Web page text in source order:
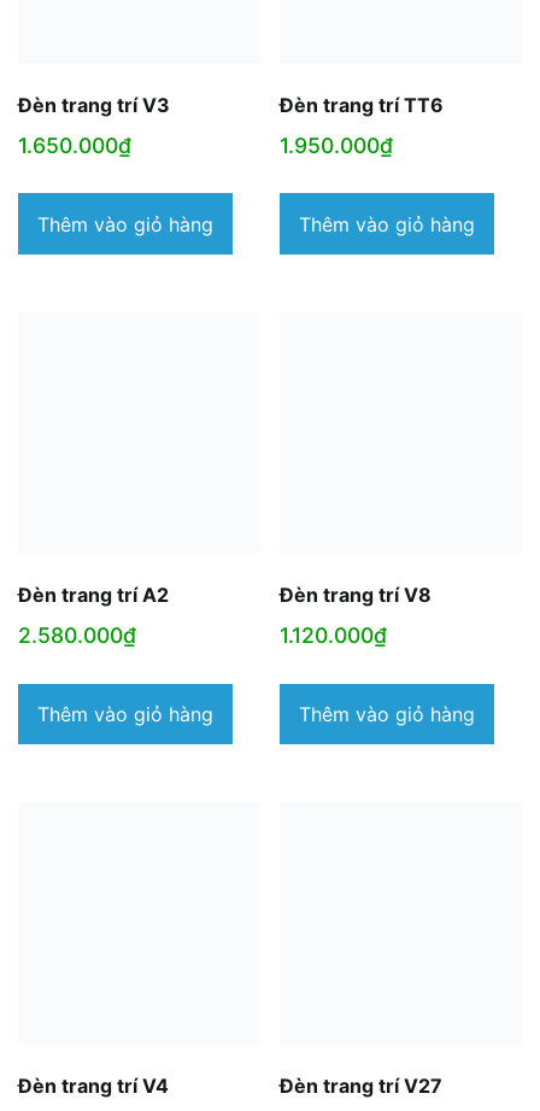
Đèn trang trí V3
1.650.000₫
Thêm vào giỏ hàng
Đèn trang trí TT6
1.950.000₫
Thêm vào giỏ hàng
Đèn trang trí A2
2.580.000₫
Thêm vào giỏ hàng
Đèn trang trí V8
1.120.000₫
Thêm vào giỏ hàng
Đèn trang trí V4 Đèn trang trí V27